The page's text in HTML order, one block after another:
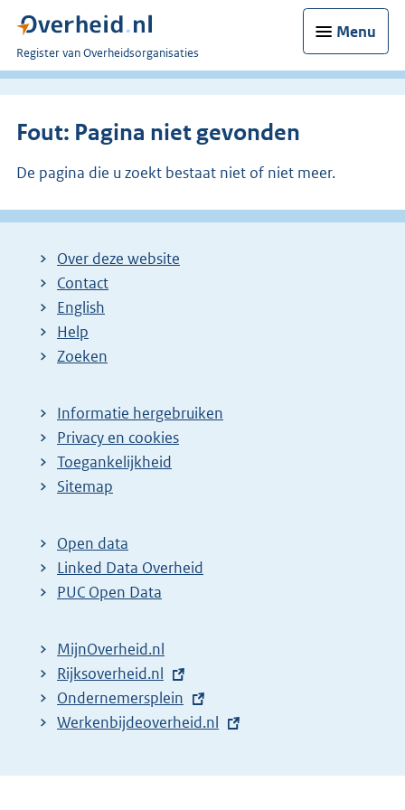
Menu
U
bent
Register van Overheidsorganisaties
Fout: Pagina niet gevonden
De pagina die u zoekt bestaat niet of niet meer.
Over deze website
Contact
English
Help
Zoeken
Informatie hergebruiken
Privacy en cookies
Toegankelijkheid
Sitemap
Open data
Linked Data Overheid
PUC Open Data
MijnOverheid.nl
E
x
t
r
Rijksoverheid.nl
E
x
e
Ondernemersplein
E
t
Werkenbijdeoverheid.nl